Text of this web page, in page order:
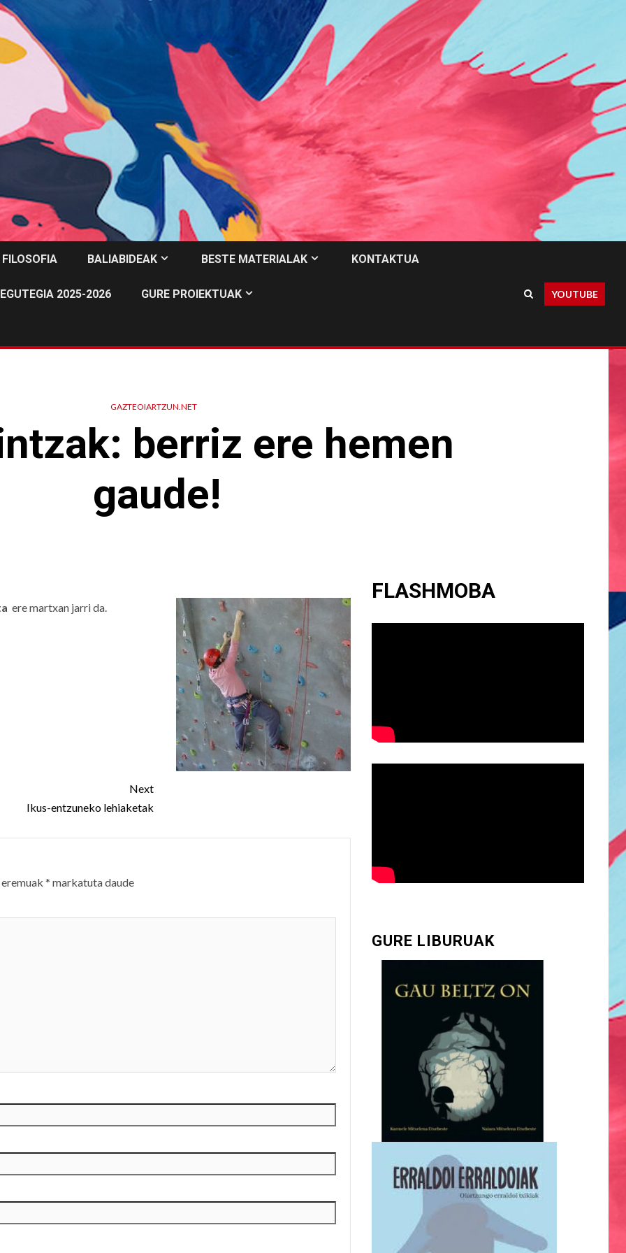
FILOSOFIA BALIABIDEAK BESTE MATERIALAK KONTAKTUA
EGUTEGIA 2025-2026 GURE PROIEKTUAK YOUTUBE
GAZTEOIARTZUN.NET
berriz ere hemen
gaude!
ere martxan jarri da.
Next
Ikus-entzuneko lehiaketak
* markatuta daude
FLASHMOBA
GURE LIBURUAK